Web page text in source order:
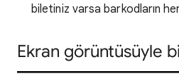
biletiniz varsa barkodların
Ekran görüntüsüyle